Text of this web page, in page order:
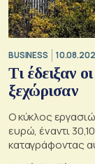
BUSINESS
Τι έδειξαν
ξεχώρισαν
Ο κύκλος
ευρώ, έναντι
καταγράφοντας